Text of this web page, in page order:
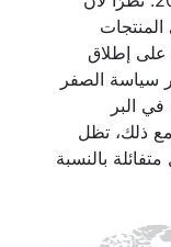
على إطلاق
سياسة الصفر
البر
ذلك، تظل
بالنسبة